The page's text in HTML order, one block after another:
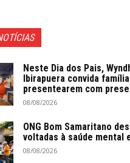
Neste Dia dos Pais,
Ibirapuera convida
presentearem com
08/08/2026
ONG Bom Samaritano
voltadas à saúde mental
08/08/2026